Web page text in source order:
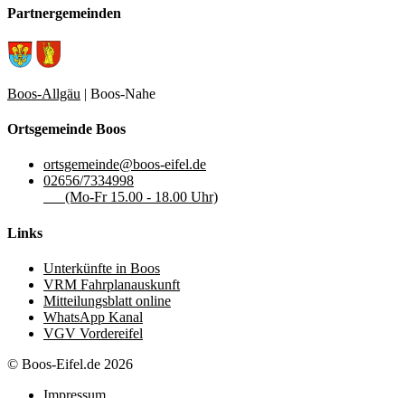
Partnergemeinden
Boos-Allgäu | Boos-Nahe
Ortsgemeinde Boos
ortsgemeinde@boos-eifel.de
02656/7334998
(Mo-Fr 15.00 - 18.00 Uhr)
Links
Unterkünfte in Boos
VRM Fahrplanauskunft
Mitteilungsblatt online
WhatsApp Kanal
VGV Vordereifel
© Boos-Eifel.de 2026
Impressum